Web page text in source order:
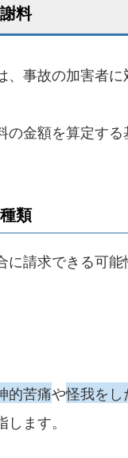
料
、事故の加害者に
の金額を算定す
類
に請求できる可能
的苦痛や怪我をし
ます。